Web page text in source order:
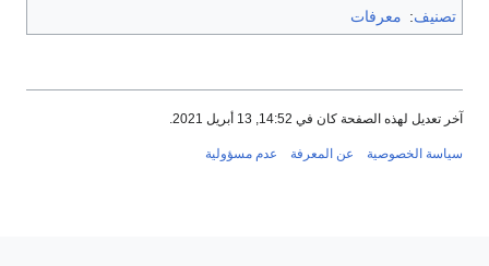
تصنيف: معرفات
آخر تعديل لهذه الصفحة كان في 14:52, 13 أبريل 2021.
سياسة الخصوصية عن المعرفة عدم مسؤولية